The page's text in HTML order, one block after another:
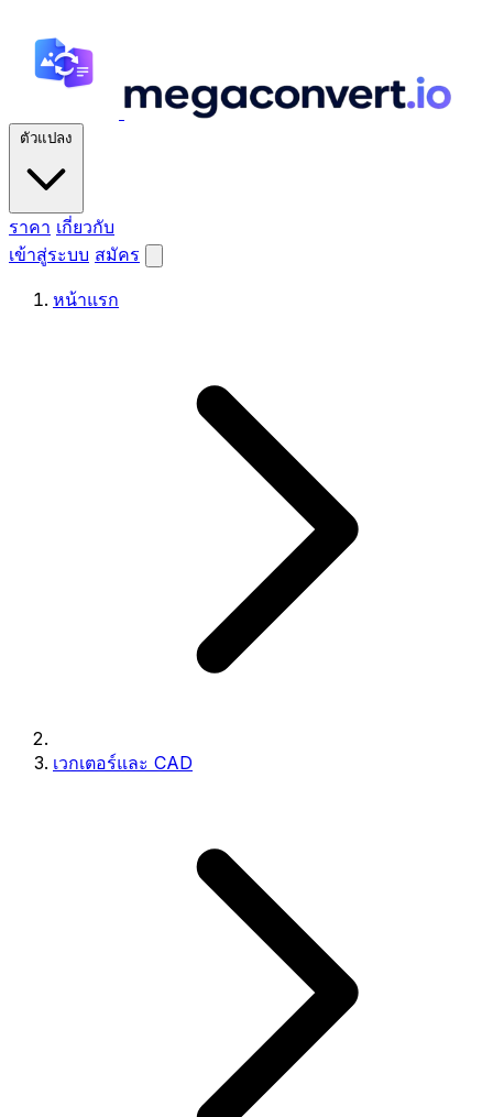
ตัวแปลง
ราคา เกี่ยวกับ
เข้าสู่ระบบ สมัคร
หน้าแรก
เวกเตอร์และ CAD